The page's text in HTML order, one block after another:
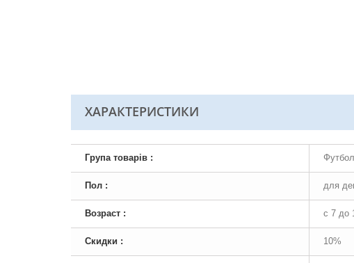
ХАРАКТЕРИСТИКИ
Група товарів :
Пол : для
Возраст : с 7 до
Скидки : 10%